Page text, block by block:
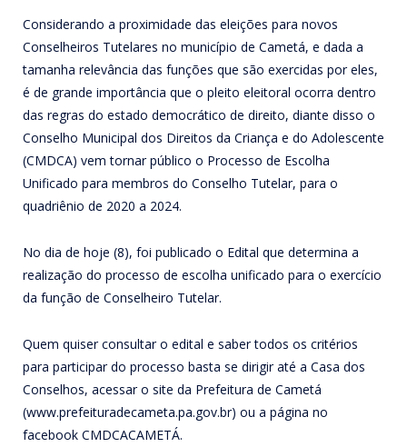
Considerando a proximidade das eleições para novos
Conselheiros Tutelares no município de Cametá, e dada a
tamanha relevância das funções que são exercidas por eles,
é de grande importância que o pleito eleitoral ocorra dentro
das regras do estado democrático de direito, diante disso o
Conselho Municipal dos Direitos da Criança e do Adolescente
(CMDCA) vem tornar público o Processo de Escolha
Unificado para membros do Conselho Tutelar, para o
quadriênio de 2020 a 2024.
No dia de hoje (8), foi publicado o Edital que determina a
realização do processo de escolha unificado para o exercício
da função de Conselheiro Tutelar.
Quem quiser consultar o edital e saber todos os critérios
para participar do processo basta se dirigir até a Casa dos
Conselhos, acessar o site da Prefeitura de Cametá
(www.prefeituradecameta.pa.gov.br) ou a página no
facebook CMDCACAMETÁ.